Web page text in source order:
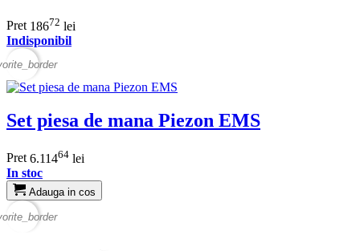
Pret 18672 lei
Indisponibil
Set piesa de mana Piezon EMS
Pret 6.11464 lei
In stoc
Adauga in cos